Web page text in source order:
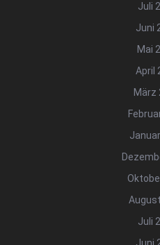
Juli
Juni
Mai
April
März
Juli